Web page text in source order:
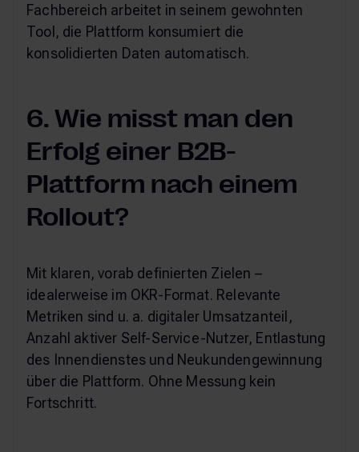
Fachbereich arbeitet in seinem gewohnten
Tool, die Plattform konsumiert die
konsolidierten Daten automatisch.
6. Wie misst man den
Erfolg einer B2B-
Plattform nach einem
Rollout?
Mit klaren, vorab definierten Zielen –
idealerweise im OKR-Format. Relevante
Metriken sind u. a. digitaler Umsatzanteil,
Anzahl aktiver Self-Service-Nutzer, Entlastung
des Innendienstes und Neukundengewinnung
über die Plattform. Ohne Messung kein
Fortschritt.